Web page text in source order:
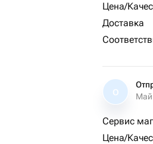
Цена/
Доставка
О
Май
Сервис
Цена/